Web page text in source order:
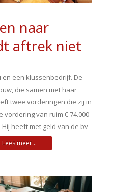
naar
aftrek niet
een klussenbedrijf. De
die samen met haar
twee vorderingen die zij in
vordering van ruim € 74.000
heeft met geld van de bv